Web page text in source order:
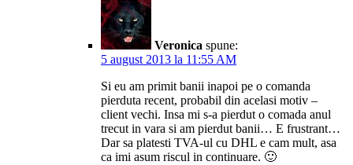
Veronica spune:
5 august 2013 la 11:55 AM
Si eu am primit banii inapoi pe o comanda
pierduta recent, probabil din acelasi motiv –
client vechi. Insa mi s-a pierdut o comada anul
trecut in vara si am pierdut banii… E frustrant…
Dar sa platesti TVA-ul cu DHL e cam mult, asa
ca imi asum riscul in continuare. 🙂